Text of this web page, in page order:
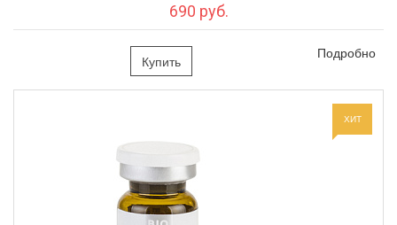
690 руб.
Купить Подробно
ХИТ